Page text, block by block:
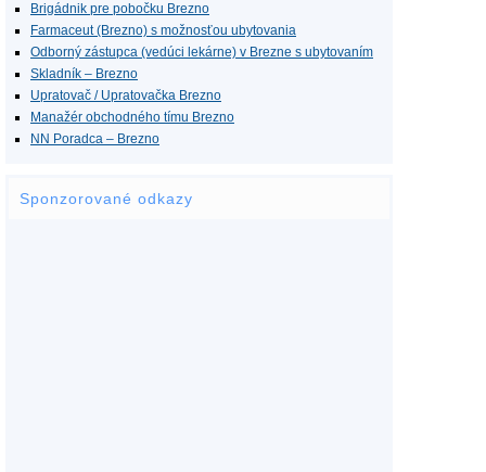
Brigádnik pre pobočku Brezno
Farmaceut (Brezno) s možnosťou ubytovania
Odborný zástupca (vedúci lekárne) v Brezne s ubytovaním
Skladník – Brezno
Upratovač / Upratovačka Brezno
Manažér obchodného tímu Brezno
NN Poradca – Brezno
Sponzorované odkazy